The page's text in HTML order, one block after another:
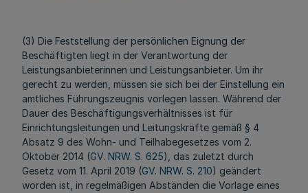
(3) Die Feststellung der persönlichen Eignung der
Beschäftigten liegt in der Verantwortung der
Leistungsanbieterinnen und Leistungsanbieter. Um ihr
gerecht zu werden, müssen sie sich bei der Einstellung ein
amtliches Führungszeugnis vorlegen lassen. Während der
Dauer des Beschäftigungsverhältnisses ist für
Einrichtungsleitungen und Leitungskräfte gemäß § 4
Absatz 9 des Wohn- und Teilhabegesetzes vom 2.
Oktober 2014 (GV. NRW. S. 625), das zuletzt durch
Gesetz vom 11. April 2019 (GV. NRW. S. 210) geändert
worden ist, in regelmäßigen Abständen die Vorlage eines